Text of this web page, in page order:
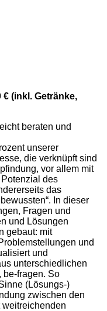
€ (inkl. Getränke,
beraten und
unserer
die verknüpft sind
vor allem mit
des
das
In dieser
Fragen und
und Lösungen
gebaut: mit
und
und
unterschiedlichen
be-fragen. So
(Lösungs-)
zwischen den
weitreichenden